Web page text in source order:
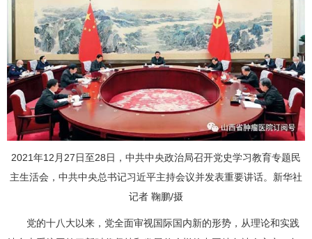
2021年12月27日至28日，中共中央政治局召开党史学习教育专题民
主生活会，中共中央总书记习近平主持会议并发表重要讲话。新华社
记者 鞠鹏/摄
党的十八大以来，党全面审视国际国内新的形势，从理论和实践